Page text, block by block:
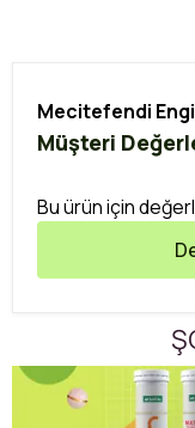
Mecitefendi
Müşteri
Bu ürün için